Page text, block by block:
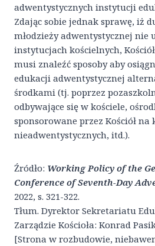
adwentystycznych instytucji
Zdając sobie jednak sprawę, iż
młodzieży adwentystycznej nie
instytucjach kościelnych,
musi znaleźć sposoby aby
edukacji adwentystycznej
środkami (tj. poprzez
odbywające się w kościele,
sponsorowane przez Kościół na
nieadwentystycznych, itd.).
Źródło: Working Policy of the
Conference of Seventh-Day
2022, s. 321-322.
Tłum. Dyrektor Sekretariatu
Zarządzie Kościoła: Konrad
[Strona w rozbudowie,